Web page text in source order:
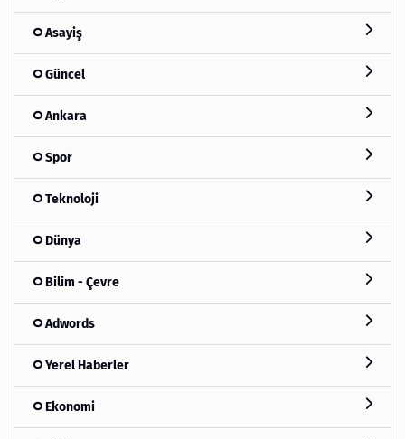
Asayiş
Güncel
Ankara
Spor
Teknoloji
Dünya
Bilim - Çevre
Adwords
Yerel Haberler
Ekonomi